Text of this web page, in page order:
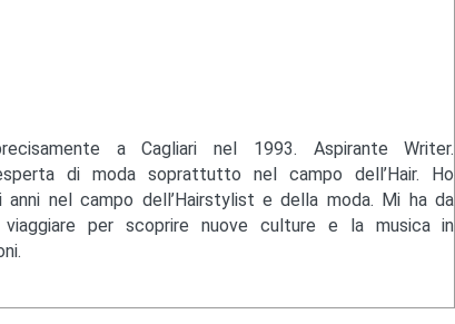
a Cagliari nel 1993. Aspirante Writer.
di moda soprattutto nel campo dell’Hair. Ho
nel campo dell’Hairstylist e della moda. Mi ha da
viaggiare per scoprire nuove culture e la musica in